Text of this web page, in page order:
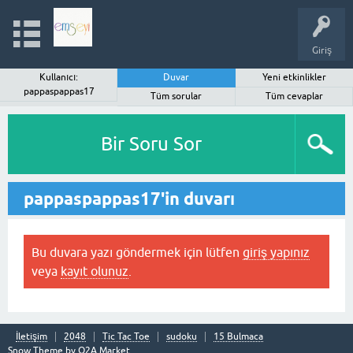
Giriş
Kullanıcı:
pappaspappas17
Duvar
Yeni etkinlikler
Tüm sorular
Tüm cevaplar
Bir Soru Sor
pappaspappas17'in duvarı
Bu duvara yazı göndermek için lütfen giriş yapınız
veya kayıt olunuz
İletişim 2048 Tic Tac Toe sudoku
15 Bulmaca
Snow Theme by Q2A Market